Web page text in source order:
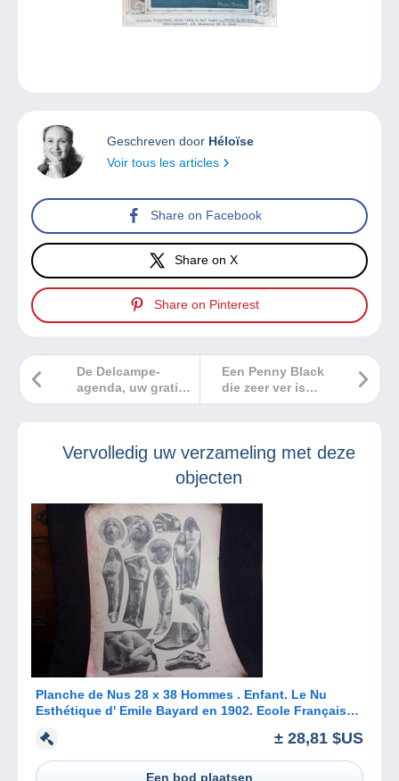
Geschreven door Héloïse
Voir tous les articles
Share on Facebook
Share on X
Share on Pinterest
Een Penny Black
die zeer ver is
gereisd!
De Delcampe-
agenda, uw gratis
onmisbaar
Vervolledig uw verzameling met deze
objecten
Planche de Nus 28 x 38 Hommes . Enfant. Le Nu
Esthétique d' Emile Bayard en 1902. Ecole Française.
± 28,81 $US
Een bod plaatsen